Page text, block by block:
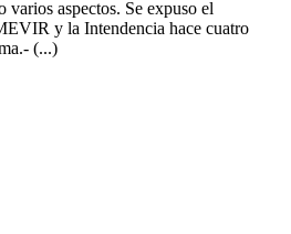
varios aspectos. Se expuso el
y la Intendencia hace cuatro
(...)